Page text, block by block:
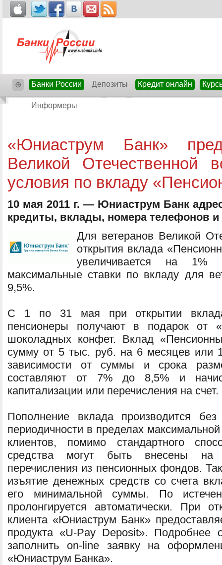
⊕ Банки России Депозиты Кредит онлайн
Информеры
«Юниаструм Банк»
Великой Отечественной
условия по вкладу
10 мая 2011 г. — Юниаструм Банк
кредиты, вклады, номера телефонов
Для ветеранов Великой
открытия вклада
увеличивается на 1%
максимальные ставки по вкладу для
9,5%.
С 1 по 31 мая при открытии
пенсионеры получают в подарок от
шоколадных конфет. Вклад
сумму от 5 тыс. руб. на 6 месяцев или
зависимости от суммы и срока
составляют от 7% до 8,5% и
капитализации или перечисления на счет.
Пополнение вклада производится
периодичности в пределах
клиентов, помимо стандартного
средства могут быть внесены на
перечисления из пенсионных фондов.
изъятие денежных средств со счета
его минимальной суммы. По
пролонгируется автоматически. При
клиента «Юниаструм Банк»
продукта «U-Pay Deposit». Подробнее
заполнить on-line заявку на
«Юниаструм Банка».